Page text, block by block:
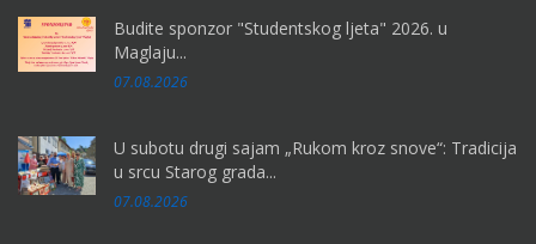
Budite sponzor "Studentskog ljeta" 2026. u
Maglaju...
07.08.2026
U subotu drugi sajam „Rukom kroz snove“: Tradicija
u srcu Starog grada...
07.08.2026